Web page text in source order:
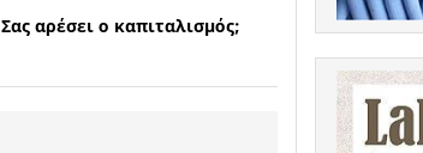
Σας αρέσει ο καπιταλισμός;